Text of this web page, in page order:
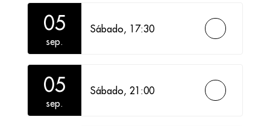
05
sep.
Sábado, 17:30
05
sep.
Sábado, 21:00